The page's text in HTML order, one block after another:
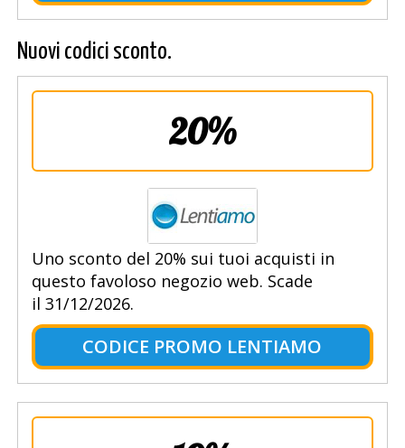
Nuovi codici sconto.
20%
Uno sconto del 20% sui tuoi acquisti in
questo favoloso negozio web. Scade
il 31/12/2026.
CODICE PROMO LENTIAMO